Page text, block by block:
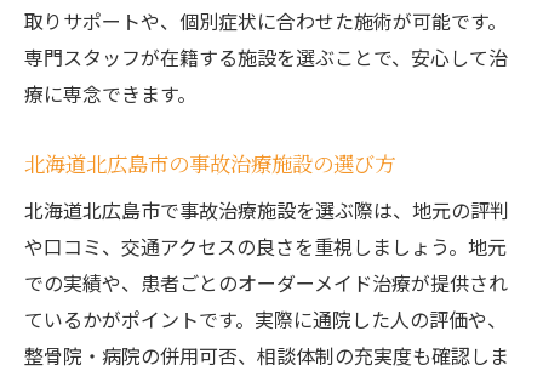
取りサポートや、個別症状に合わせた施術が可能です。
専門スタッフが在籍する施設を選ぶことで、安心して治
療に専念できます。
北海道北広島市の事故治療施設の選び方
北海道北広島市で事故治療施設を選ぶ際は、地元の評判
や口コミ、交通アクセスの良さを重視しましょう。地元
での実績や、患者ごとのオーダーメイド治療が提供され
ているかがポイントです。実際に通院した人の評価や、
整骨院・病院の併用可否、相談体制の充実度も確認しま